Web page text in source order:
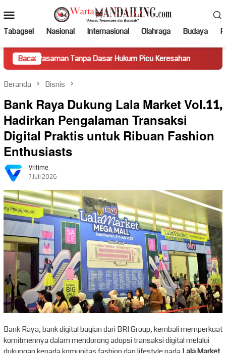
ke
kontenMobile
Tabagsel Nasional Internasional Olahraga Budaya
Baca:
Tanpa Dasar Hukum Picu Keresahan Truk Miring
Beranda Bisnis
Bank Raya Dukung Lala Market Vol.11,
Hadirkan Pengalaman Transaksi
Digital Praktis untuk Ribuan Fashion
Enthusiasts
Vritime
7 Juli 2026
Bank Raya, bank digital bagian dari BRI Group, kembali memperkuat
komitmennya dalam mendorong adopsi transaksi digital melalui